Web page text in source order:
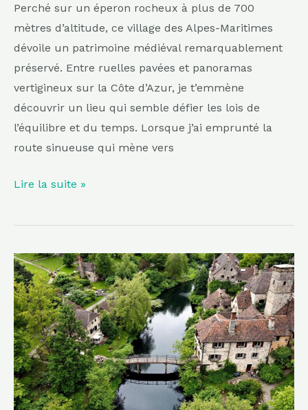
Perché sur un éperon rocheux à plus de 700
mètres d’altitude, ce village des Alpes-Maritimes
dévoile un patrimoine médiéval remarquablement
préservé. Entre ruelles pavées et panoramas
vertigineux sur la Côte d’Azur, je t’emmène
découvrir un lieu qui semble défier les lois de
l’équilibre et du temps. Lorsque j’ai emprunté la
route sinueuse qui mène vers
Lire la suite »
À
moins
de
2h
de
Strasbourg,
ce
village